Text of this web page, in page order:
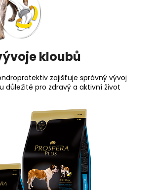
kloubů
zajišťuje správný vývoj
důležité pro zdravý a aktivní život